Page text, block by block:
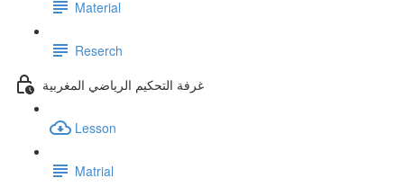
Material
Reserch
غرفة التحكيم الرياضي المغربية
Lesson
Matrial